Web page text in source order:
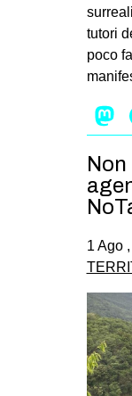
tutori
poco
1 Ago